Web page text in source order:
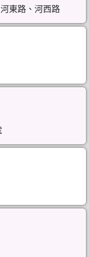
東路、河西路